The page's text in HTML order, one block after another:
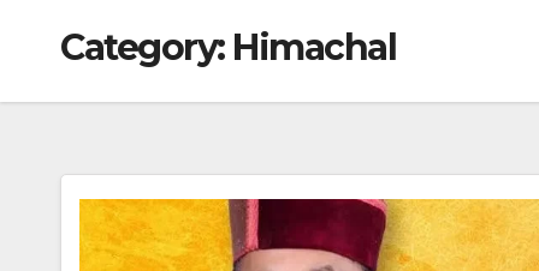
Category: Himachal